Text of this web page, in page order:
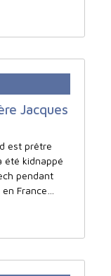
Jacques
est prêtre
été kidnappé
pendant
France…